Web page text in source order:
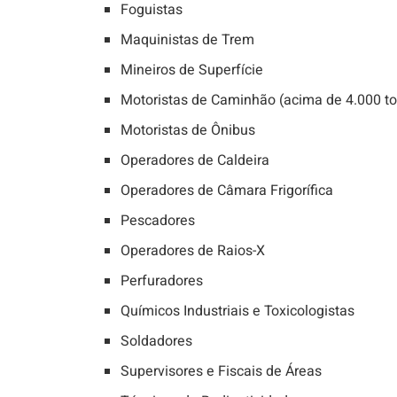
Foguistas
Maquinistas de Trem
Mineiros de Superfície
Motoristas de Caminhão (acima de 4.000
Motoristas de Ônibus
Operadores de Caldeira
Operadores de Câmara Frigorífica
Pescadores
Operadores de Raios-X
Perfuradores
Químicos Industriais e Toxicologistas
Soldadores
Supervisores e Fiscais de Áreas